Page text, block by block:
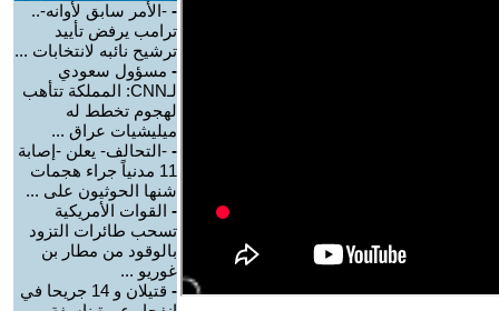
- -الأمر سابق لأوانه-..
ترامب يرفض تأييد
ترشيح نائبه لانتخابات ...
- مسؤول سعودي
لـCNN: المملكة تتأهب
لهجوم تخطط له
ميليشيات عراق ...
- -التحالف- يعلن -إصابة
11 مدنياً جراء هجمات
شنها الحوثيون على ...
- القوات الأمريكية
تسحب طائرات التزود
بالوقود من مطار بن
غوريو ...
-
قتيلان و 14 جريحا في